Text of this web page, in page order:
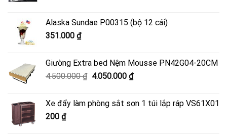
Alaska Sundae P00315 (bộ 12 cái)
351.000 ₫
Giường Extra bed Nệm Mousse PN42G04-20CM
4.500.000₫ Giá
4.500.000 ₫.
4.050.000 ₫Giá
là:
Xe đẩy làm phòng sắt sơn 1 túi lắp ráp VS61X01
200 ₫